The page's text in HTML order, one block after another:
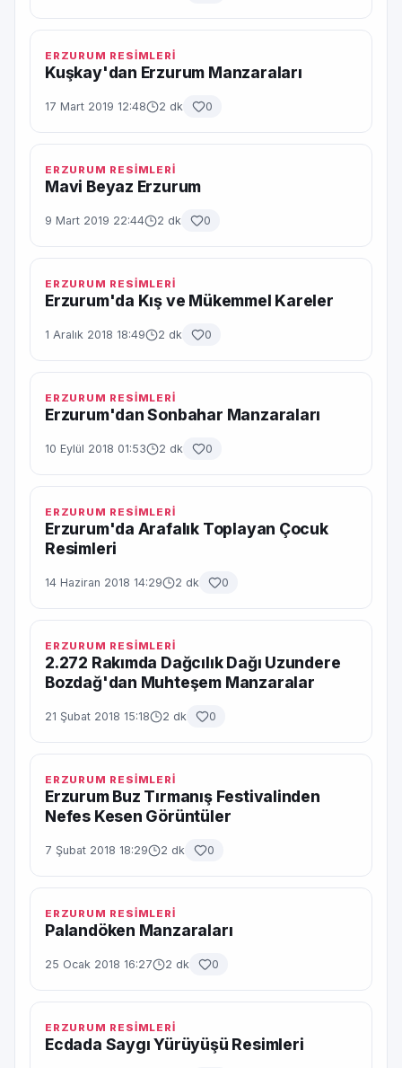
ERZURUM RESİMLERİ
Kuşkay'dan Erzurum Manzaraları
17 Mart 2019 12:48 2 dk 0
ERZURUM RESİMLERİ
Mavi Beyaz Erzurum
9 Mart 2019 22:44 2 dk 0
ERZURUM RESİMLERİ
Erzurum'da Kış ve Mükemmel Kareler
1 Aralık 2018 18:49 2 dk 0
ERZURUM RESİMLERİ
Erzurum'dan Sonbahar Manzaraları
10 Eylül 2018 01:53 2 dk 0
ERZURUM RESİMLERİ
Erzurum'da Arafalık Toplayan Çocuk
Resimleri
14 Haziran 2018 14:29 2 dk 0
ERZURUM RESİMLERİ
2.272 Rakımda Dağcılık Dağı Uzundere
Bozdağ'dan Muhteşem Manzaralar
21 Şubat 2018 15:18 2 dk 0
ERZURUM RESİMLERİ
Erzurum Buz Tırmanış Festivalinden
Nefes Kesen Görüntüler
7 Şubat 2018 18:29 2 dk 0
ERZURUM RESİMLERİ
Palandöken Manzaraları
25 Ocak 2018 16:27 2 dk 0
ERZURUM RESİMLERİ
Ecdada Saygı Yürüyüşü Resimleri